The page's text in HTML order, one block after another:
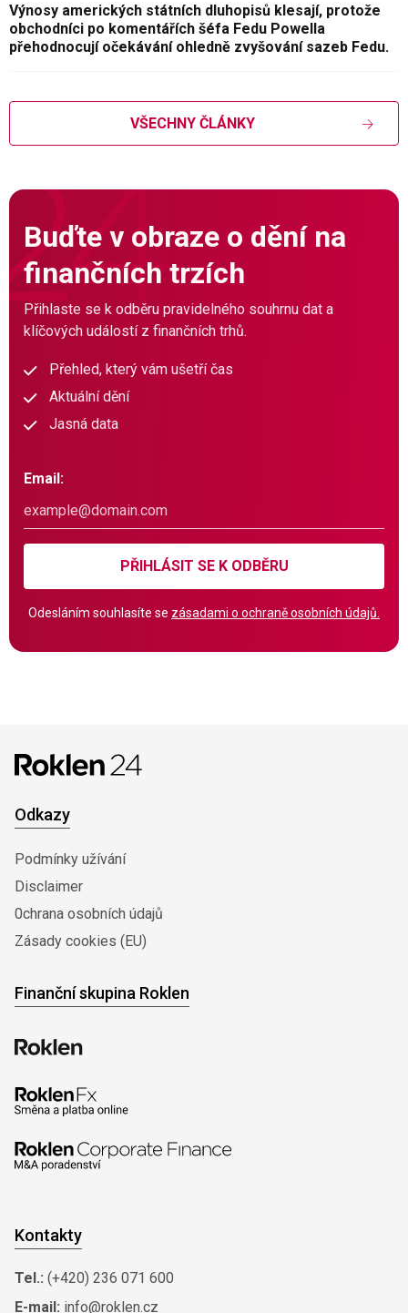
Výnosy amerických státních dluhopisů klesají, protože
obchodníci po komentářích šéfa Fedu Powella
přehodnocují očekávání ohledně zvyšování sazeb Fedu.
VŠECHNY ČLÁNKY
Buďte v obraze o dění na
finančních trzích
Přihlaste se k odběru pravidelného souhrnu dat a
klíčových událostí z finančních trhů.
Přehled, který vám ušetří čas
Aktuální dění
Jasná data
Email:
PŘIHLÁSIT SE K ODBĚRU
Odesláním souhlasíte se zásadami o ochraně osobních údajů.
Odkazy
Podmínky užívání
Disclaimer
0chrana osobních údajů
Zásady cookies (EU)
Finanční skupina Roklen
Kontakty
Tel.: (+420) 236 071 600
E-mail: info@roklen.cz